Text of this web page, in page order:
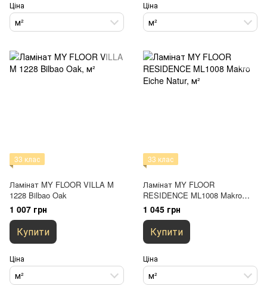
Ціна
м²
Ціна
м²
33 клас
Ламінат MY FLOOR VILLA M
1228 Bilbao Oak
1 007 грн
Купити
Ціна
м²
33 клас
Ламінат MY FLOOR
RESIDENCE ML1008 Makro
Eiche Natur
1 045 грн
Купити
Ціна
м²